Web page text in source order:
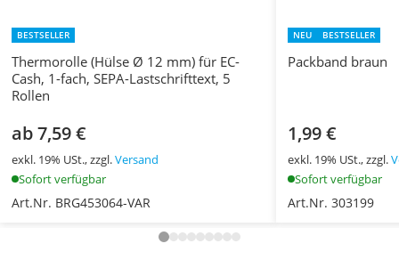
BESTSELLER
Thermorolle (Hülse Ø 12 mm) für EC-
Cash, 1-fach, SEPA-Lastschrifttext, 5
Rollen
ab 7,59 €
exkl. 19% USt., zzgl.Versand
Sofort verfügbar
Art.Nr. BRG453064-VAR
NEU BESTSELLER
Packband braun
1,99 €
exkl. 19% USt., zzgl.
Sofort verfügbar
Art.Nr. 303199